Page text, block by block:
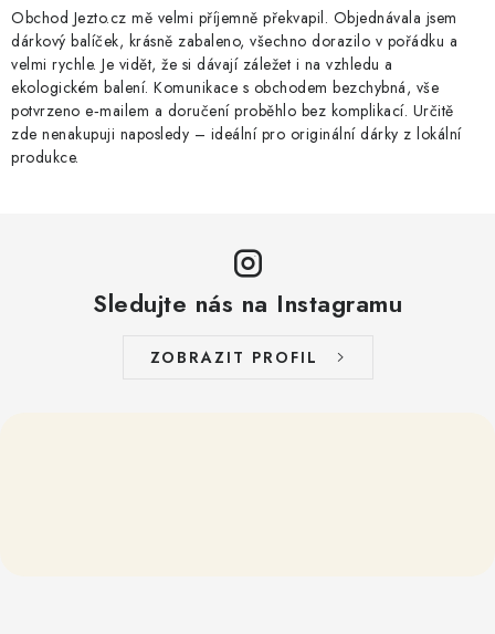
Obchod Jezto.cz mě velmi příjemně překvapil. Objednávala jsem
dárkový balíček, krásně zabaleno, všechno dorazilo v pořádku a
velmi rychle. Je vidět, že si dávají záležet i na vzhledu a
ekologickém balení. Komunikace s obchodem bezchybná, vše
potvrzeno e‑mailem a doručení proběhlo bez komplikací. Určitě
zde nenakupuji naposledy – ideální pro originální dárky z lokální
produkce.
Sledujte nás na Instagramu
ZOBRAZIT PROFIL